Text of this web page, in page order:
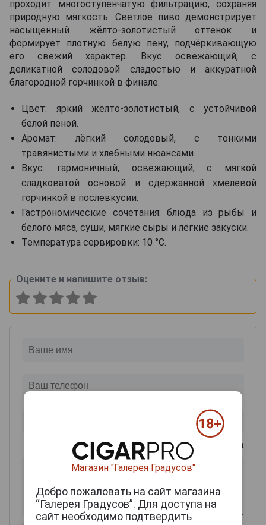
проходит многоступенчатую фильтрацию, сохраняя
природную мягкость. Светлое пиво демонстрирует
насыщенный жёлто-золотистый оттенок и
формирует плотную белую пену, подчёркивающую
его свежий характер. Вкус освежающий, с
деликатной солодовой сладостью и аккуратной
благородной горчинкой в финале.
Цвет: яркий жёлто-золотистый, с устойчивой
белой пеной.
Аромат: лёгкий солодовый, с тонкими
травянистыми и хлебными нюансами.
Вкус: гармоничный, освежающий, с мягкой
сладковатой основой и сдержанной хмелевой
горчинкой в послевкусии.
Гастрономические сочетания: блюда из рыбы и
белого мяса, суши, мягкие сыры и лёгкие закуски.
Температура сервировки: 10 °C.
Оцените и напишите отзыв:
0из 2000 знаков
Магазин "Галерея Градусов"
Добро пожаловать на сайт магазина
“Галерея Градусов”. Для доступа на
сайт необходимо подтвердить